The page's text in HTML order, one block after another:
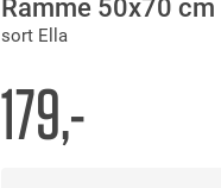
Ramme 50x70 cm
sort Ella
179,-